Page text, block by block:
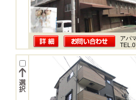
アパ